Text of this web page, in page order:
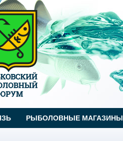
РЫБОЛОВНЫЕ МАГАЗИНЫ